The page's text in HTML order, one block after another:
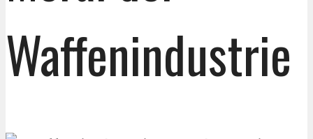
Waffenindustrie